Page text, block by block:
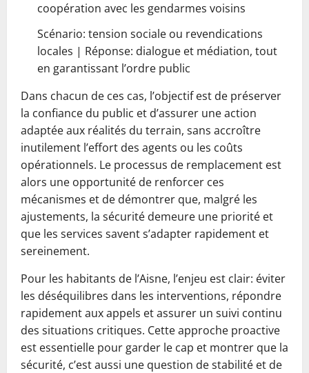
coopération avec les gendarmes voisins
Scénario: tension sociale ou revendications
locales | Réponse: dialogue et médiation, tout
en garantissant l’ordre public
Dans chacun de ces cas, l’objectif est de préserver
la confiance du public et d’assurer une action
adaptée aux réalités du terrain, sans accroître
inutilement l’effort des agents ou les coûts
opérationnels. Le processus de remplacement est
alors une opportunité de renforcer ces
mécanismes et de démontrer que, malgré les
ajustements, la sécurité demeure une priorité et
que les services savent s’adapter rapidement et
sereinement.
Pour les habitants de l’Aisne, l’enjeu est clair: éviter
les déséquilibres dans les interventions, répondre
rapidement aux appels et assurer un suivi continu
des situations critiques. Cette approche proactive
est essentielle pour garder le cap et montrer que la
sécurité, c’est aussi une question de stabilité et de